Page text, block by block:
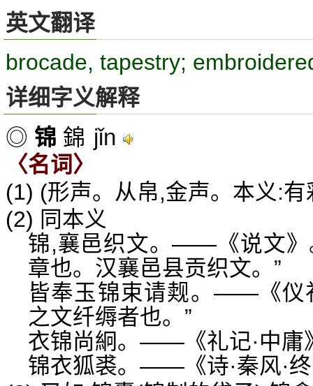
英文翻译
brocade, tapestry;
详细字义解释
◎ 锦 錦 jǐn
〈名词〉
(1) (形声。从帛,金声。本义:
(2) 同本义
锦,襄邑织文。——《说文》
章也。汉襄邑县贡织文。”
皆奉玉锦束请觌。——《仪
之文纤缛者也。”
衣锦尚絅。——《礼记·中庸
锦衣狐裘。——《诗·秦风·